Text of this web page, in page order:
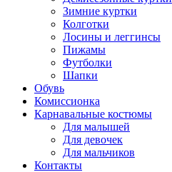
Зимние куртки
Колготки
Лосины и леггинсы
Пижамы
Футболки
Шапки
Обувь
Комиссионка
Карнавальные костюмы
Для малышей
Для девочек
Для мальчиков
Контакты